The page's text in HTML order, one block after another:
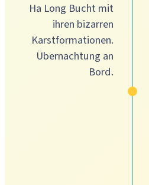
Ha Long Bucht mit
ihren bizarren
Karstformationen.
Übernachtung an
Bord.